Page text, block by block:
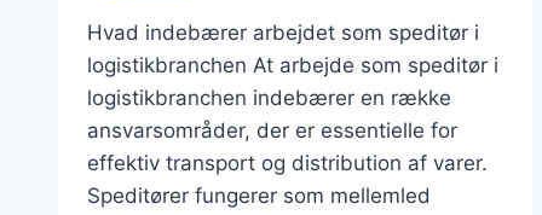
Hvad indebærer arbejdet som speditør i
logistikbranchen At arbejde som speditør i
logistikbranchen indebærer en række
ansvarsområder, der er essentielle for
effektiv transport og distribution af varer.
Speditører fungerer som mellemled